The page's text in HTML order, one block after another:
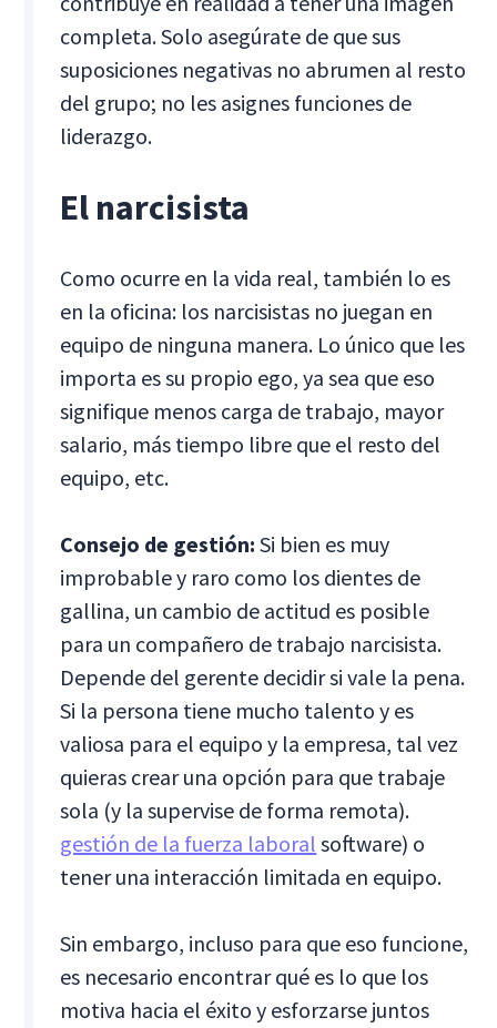
completa. Solo asegúrate de que sus
suposiciones negativas no abrumen al resto
del grupo; no les asignes funciones de
liderazgo.
El narcisista
Como ocurre en la vida real, también lo es
en la oficina: los narcisistas no juegan en
equipo de ninguna manera. Lo único que les
importa es su propio ego, ya sea que eso
signifique menos carga de trabajo, mayor
salario, más tiempo libre que el resto del
equipo, etc.
Consejo de gestión: Si bien es muy
improbable y raro como los dientes de
gallina, un cambio de actitud es posible
para un compañero de trabajo narcisista.
Depende del gerente decidir si vale la pena.
Si la persona tiene mucho talento y es
valiosa para el equipo y la empresa, tal vez
quieras crear una opción para que trabaje
sola (y la supervise de forma remota).
gestión de la fuerza laboral software) o
tener una interacción limitada en equipo.
Sin embargo, incluso para que eso funcione,
es necesario encontrar qué es lo que los
motiva hacia el éxito y esforzarse juntos